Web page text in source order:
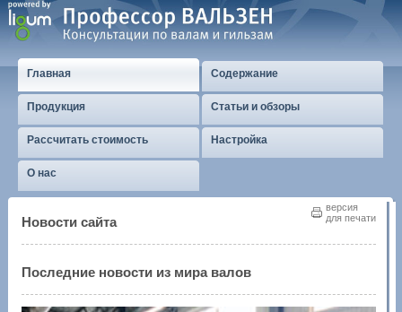
Главная Содержание
Продукция Статьи и обзоры
Рассчитать стоимость Настройка
О нас
версия
для печати
Новости сайта
Последние новости из мира валов